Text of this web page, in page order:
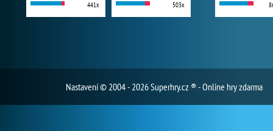
441x 503x
Nastavení© 2004 - 2026 Superhry.cz ® - Online hry zdarma